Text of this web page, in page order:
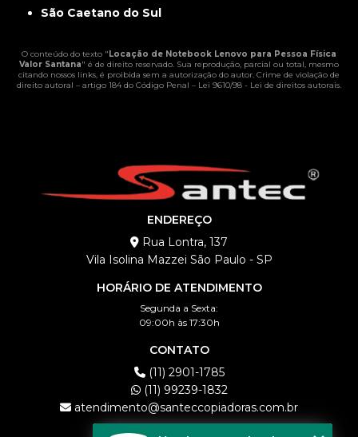
São Caetano do Sul
O conteúdo do texto "Locação de Notebook Lenovo para Pessoa Física
Valor Santana" é de direito reservado. Sua reprodução, parcial ou total, mesmo
citando nossos links, é proibida sem a autorização do autor. Crime de violação de
direito autoral – artigo 184 do Código Penal – Lei 9610/98 - Lei de direitos autorais.
ENDEREÇO
Rua Lontra, 137
Vila Isolina Mazzei São Paulo - SP
HORÁRIO DE ATENDIMENTO
Segunda a Sexta:
09:00h às 17:30h
CONTATO
(11) 2901-1785
(11) 99239-1832
atendimento@santeccopiadoras.com.br